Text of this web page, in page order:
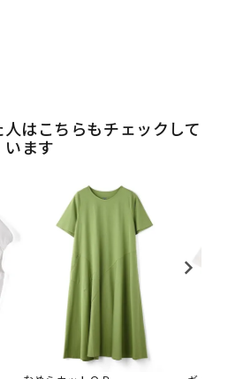
人はこちらもチェックして
います